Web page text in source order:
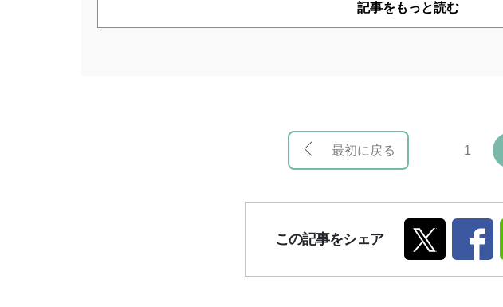
記事をもっと読む
最初に戻る 1
この記事をシェア